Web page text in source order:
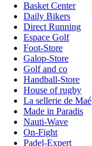
Basket Center
Daily Bikers
Direct Running
Espace Golf
Foot-Store
Galop-Store
Golf and co
Handball-Store
House of rugby
La sellerie de Maé
Made in Paradis
Nauti-Wave
On-Fight
Padel-Expert